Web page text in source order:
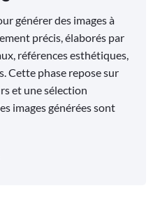
générer des images à
précis, élaborés par
références esthétiques,
Cette phase repose sur
et une sélection
images générées sont